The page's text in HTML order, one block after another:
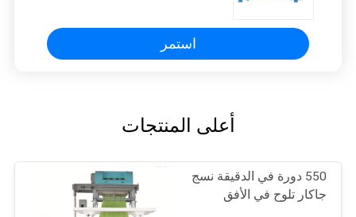
استمر
أعلى المنتجات
550 دورة في الدقيقة نسج
جاكار تلوح في الأفق